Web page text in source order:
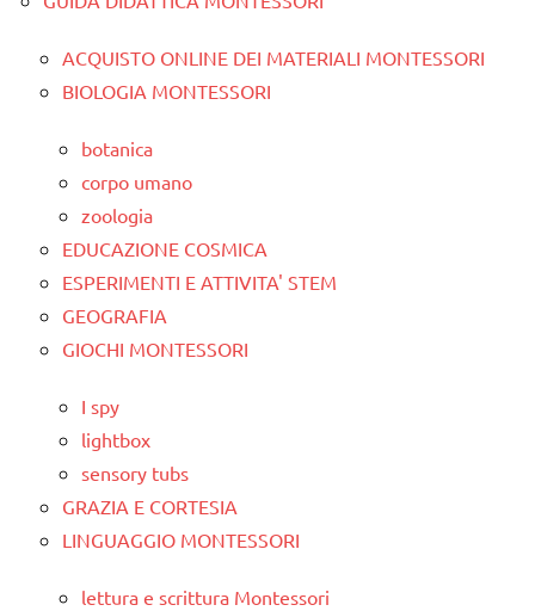
ACQUISTO ONLINE DEI MATERIALI MONTESSORI
BIOLOGIA MONTESSORI
botanica
corpo umano
zoologia
EDUCAZIONE COSMICA
ESPERIMENTI E ATTIVITA' STEM
GEOGRAFIA
GIOCHI MONTESSORI
I spy
lightbox
sensory tubs
GRAZIA E CORTESIA
LINGUAGGIO MONTESSORI
lettura e scrittura Montessori